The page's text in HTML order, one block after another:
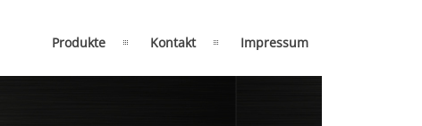
Produkte Kontakt Impressum